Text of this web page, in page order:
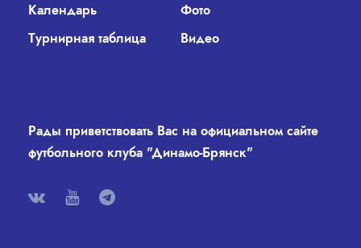
Календарь
Фото
Турнирная таблица
Видео
Рады приветствовать Вас на официальном сайте
футбольного клуба "Динамо-Брянск"